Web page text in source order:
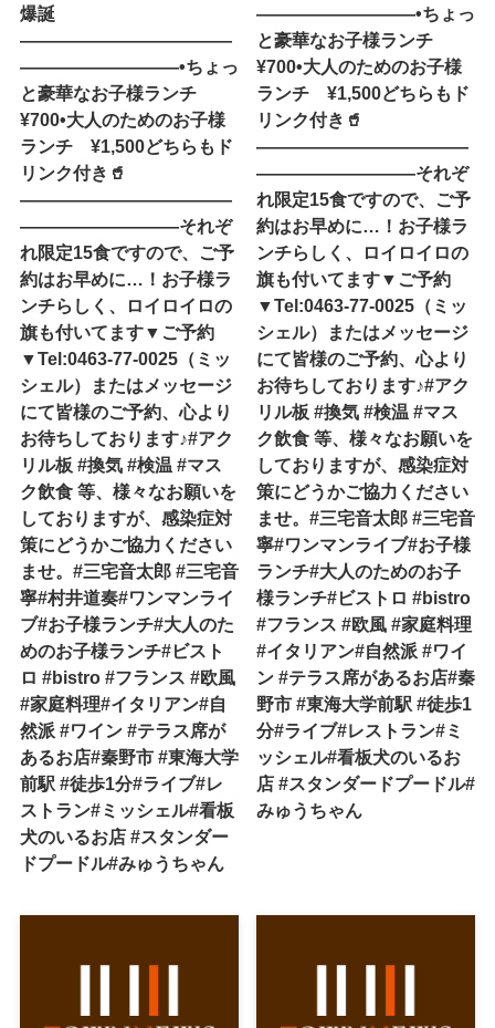
爆誕
————————————
—————————•ちょっ
と豪華なお子様ランチ
¥700•大人のためのお子様
ランチ ¥1,500どちらもド
リンク付き🥤
————————————
—————————それぞ
れ限定15食ですので、ご予
約はお早めに…！お子様ラ
ンチらしく、ロイロイロの
旗も付いてます▼ご予約
▼Tel:0463-77-0025（ミッ
シェル）またはメッセージ
にて皆様のご予約、心より
お待ちしております♪#アク
リル板 #換気 #検温 #マス
ク飲食 等、様々なお願いを
しておりますが、感染症対
策にどうかご協力ください
ませ。#三宅音太郎 #三宅音
寧#村井道奏#ワンマンライ
ブ#お子様ランチ#大人のた
めのお子様ランチ#ビスト
ロ #bistro #フランス #欧風
#家庭料理#イタリアン#自
然派 #ワイン #テラス席が
あるお店#秦野市 #東海大学
前駅 #徒歩1分#ライブ#レ
ストラン#ミッシェル#看板
犬のいるお店 #スタンダー
ドプードル#みゅうちゃん
—————————•ちょっ
と豪華なお子様ランチ
¥700•大人のためのお子様
ランチ ¥1,500どちらもド
リンク付き🥤
————————————
—————————それぞ
れ限定15食ですので、ご予
約はお早めに…！お子様ラ
ンチらしく、ロイロイロの
旗も付いてます▼ご予約
▼Tel:0463-77-0025（ミッ
シェル）またはメッセージ
にて皆様のご予約、心より
お待ちしております♪#アク
リル板 #換気 #検温 #マス
ク飲食 等、様々なお願いを
しておりますが、感染症対
策にどうかご協力ください
ませ。#三宅音太郎 #三宅音
寧#ワンマンライブ#お子様
ランチ#大人のためのお子
様ランチ#ビストロ #bistro
#フランス #欧風 #家庭料理
#イタリアン#自然派 #ワイ
ン #テラス席があるお店#秦
野市 #東海大学前駅 #徒歩1
分#ライブ#レストラン#ミ
ッシェル#看板犬のいるお
店 #スタンダードプードル#
みゅうちゃん